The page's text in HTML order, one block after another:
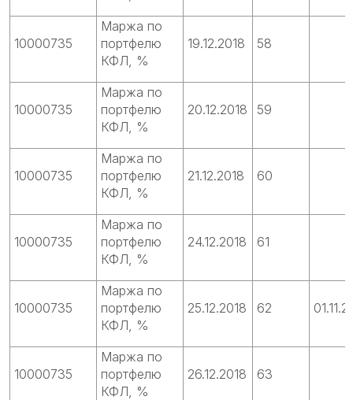
10000735
Маржа по
портфелю
КФЛ, %
19.12.2018 58
10000735
Маржа по
портфелю
КФЛ, %
20.12.2018 59
10000735
Маржа по
портфелю
КФЛ, %
21.12.2018 60
10000735
Маржа по
портфелю
КФЛ, %
24.12.2018 61
10000735
Маржа по
портфелю
КФЛ, %
25.12.2018 62
10000735
Маржа по
портфелю
КФЛ, %
26.12.2018 63